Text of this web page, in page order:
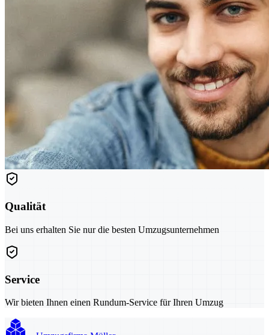
Qualität
Bei uns erhalten Sie nur die besten Umzugsunternehmen
Service
Wir bieten Ihnen einen Rundum-Service für Ihren Umzug